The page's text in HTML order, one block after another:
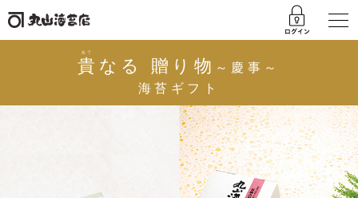
貴
あて
なる 贈り物 ～慶事～
海苔ギフト